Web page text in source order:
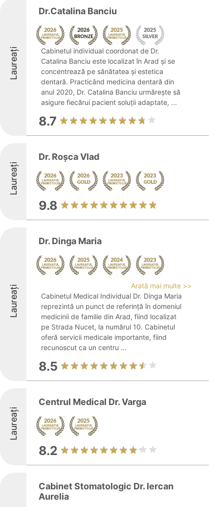
Laureați
Dr.Catalina Banciu
Cabinetul individual coordonat de Dr.
Catalina Banciu este localizat în Arad și se
concentrează pe sănătatea și estetica
dentară. Practicând medicina dentară din
anul 2020, Dr. Catalina Banciu urmărește să
asigure fiecărui pacient soluții adaptate, ...
8.7
Laureați
Dr. Roșca Vlad
9.8
Laureați
Dr. Dinga Maria
Arată mai multe >>
Cabinetul Medical Individual Dr. Dinga Maria
reprezintă un punct de referință în domeniul
medicinii de familie din Arad, fiind localizat
pe Strada Nucet, la numărul 10. Cabinetul
oferă servicii medicale importante, fiind
recunoscut ca un centru ...
8.5
Laureați
Centrul Medical Dr. Varga
8.2
Cabinet Stomatologic Dr. Iercan
Aurelia